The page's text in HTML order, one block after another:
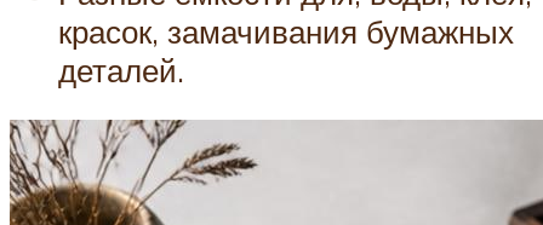
красок, замачивания бумажных
деталей.